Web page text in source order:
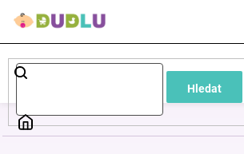
Hledat
Dětské
a